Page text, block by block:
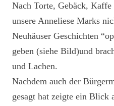
Nach Torte, Gebäck,
unsere Anneliese Marks
Neuhäuser Geschichten
geben (siehe Bild)und
und Lachen.
Nachdem auch der
gesagt hat zeigte ein Blick